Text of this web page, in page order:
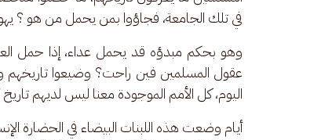
في تلك الجامعة، فجاؤوا بمن يحمل من هو ؟
وهو بحكم مبدؤه قد يحمل عداء، إذا حمل
عقول المسلمين فين راحت؟ وضيعوا تاريخهم
اليوم، كل الأمم الموجودة معنا ليس لديهم
أيام وضعت هذه اللبنات البيضاء في الحضارة